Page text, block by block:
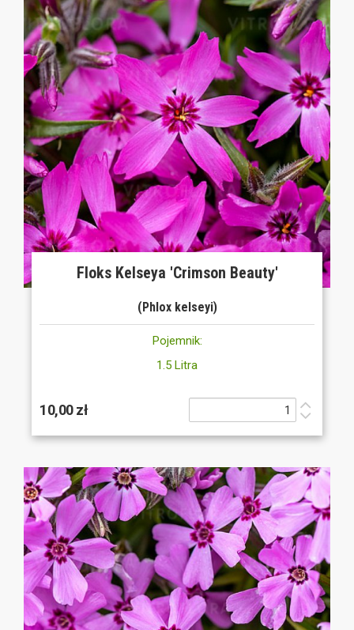
Floks Kelseya 'Crimson Beauty'
(Phlox kelseyi)
Pojemnik:
1.5 Litra
10,00 zł